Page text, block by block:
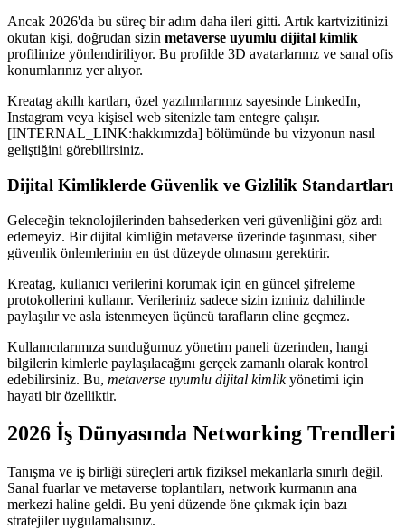
Ancak 2026'da bu süreç bir adım daha ileri gitti. Artık kartvizitinizi
okutan kişi, doğrudan sizin metaverse uyumlu dijital kimlik
profilinize yönlendiriliyor. Bu profilde 3D avatarlarınız ve sanal ofis
konumlarınız yer alıyor.
Kreatag akıllı kartları, özel yazılımlarımız sayesinde LinkedIn,
Instagram veya kişisel web sitenizle tam entegre çalışır.
[INTERNAL_LINK:hakkımızda] bölümünde bu vizyonun nasıl
geliştiğini görebilirsiniz.
Dijital Kimliklerde Güvenlik ve Gizlilik Standartları
Geleceğin teknolojilerinden bahsederken veri güvenliğini göz ardı
edemeyiz. Bir dijital kimliğin metaverse üzerinde taşınması, siber
güvenlik önlemlerinin en üst düzeyde olmasını gerektirir.
Kreatag, kullanıcı verilerini korumak için en güncel şifreleme
protokollerini kullanır. Verileriniz sadece sizin izniniz dahilinde
paylaşılır ve asla istenmeyen üçüncü tarafların eline geçmez.
Kullanıcılarımıza sunduğumuz yönetim paneli üzerinden, hangi
bilgilerin kimlerle paylaşılacağını gerçek zamanlı olarak kontrol
edebilirsiniz. Bu, metaverse uyumlu dijital kimlikyönetimi için
hayati bir özelliktir.
2026 İş Dünyasında Networking Trendleri
Tanışma ve iş birliği süreçleri artık fiziksel mekanlarla sınırlı değil.
Sanal fuarlar ve metaverse toplantıları, network kurmanın ana
merkezi haline geldi. Bu yeni düzende öne çıkmak için bazı
stratejiler uygulamalısınız.